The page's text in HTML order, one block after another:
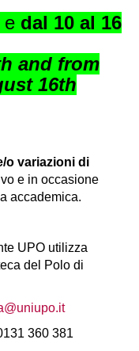
e dal 10 al 16
and from
16th
o variazioni di
e in occasione
accademica.
UPO utilizza
del Polo di
360 381